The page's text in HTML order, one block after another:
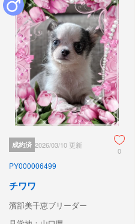
成約済 2026/03/10 更新
0
PY000006499
チワワ
濱部美千恵ブリーダー